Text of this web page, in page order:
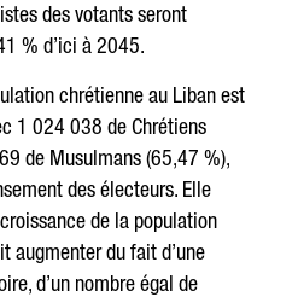
des votants seront
% d’ici à 2045.
chrétienne au Liban est
1 024 038 de Chrétiens
de Musulmans (65,47 %),
des électeurs. Elle
de la population
augmenter du fait d’une
d’un nombre égal de